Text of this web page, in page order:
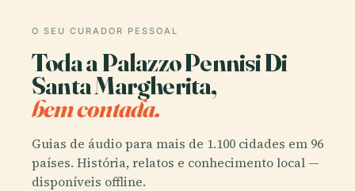
O SEU CURADOR PESSOAL
Toda a Palazzo Pennisi Di
Santa Margherita,
bem contada.
Guias de áudio para mais de 1.100 cidades em 96
países. História, relatos e conhecimento local —
disponíveis offline.